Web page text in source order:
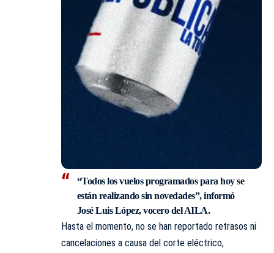
“Todos los vuelos programados para hoy se
están realizando sin novedades”, informó
José Luis López, vocero del AILA.
Hasta el momento, no se han reportado retrasos ni
cancelaciones a causa del corte eléctrico,